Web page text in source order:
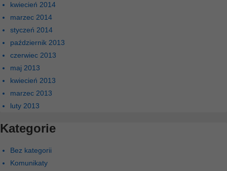
kwiecień 2014
marzec 2014
styczeń 2014
październik 2013
czerwiec 2013
maj 2013
kwiecień 2013
marzec 2013
luty 2013
Kategorie
Bez kategorii
Komunikaty